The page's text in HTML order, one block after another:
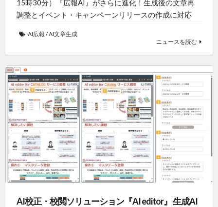
15時30分）『広報AI』がさらに進化！生成後の文章再
調整とイベント・キャンペーンリリースの作成に対応
AI広報 /AI文章生成
ニュースを読む
AI校正・校閲ソリューション『AI editor』 生成AI